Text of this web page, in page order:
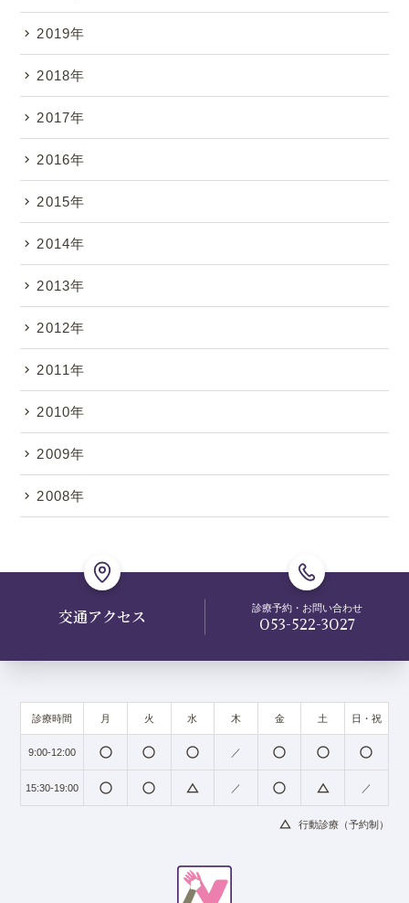
2019年
2018年
2017年
2016年
2015年
2014年
2013年
2012年
2011年
2010年
2009年
2008年
交通アクセス 診療予約・お問い合わせ
053-522-3027
診療時間 月 火 水 木 金 土 日・祝
9:00-12:00 radio_button_unchecked radio_button_unchecked radio_button_unchecked ／ radio_button_unchecked radio_button_unchecked radio_button_unchecked
15:30-19:00 radio_button_unchecked radio_button_unchecked change_history ／ radio_button_unchecked change_history ／
change_history 行動診療（予約制）